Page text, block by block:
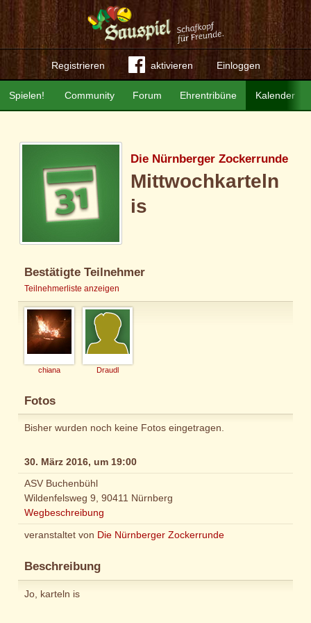
Registrieren aktivieren Einloggen
Community Forum Ehrentribüne Kalender
Spielen!
Die Nürnberger Zockerrunde
Mittwochkarteln
is
Bestätigte Teilnehmer
Teilnehmerliste anzeigen
chiana Draudl
Fotos
Bisher wurden noch keine Fotos eingetragen.
30. März 2016, um 19:00
ASV Buchenbühl
Wildenfelsweg 9, 90411 Nürnberg
Wegbeschreibung
veranstaltet von Die Nürnberger Zockerrunde
Beschreibung
Jo, karteln is